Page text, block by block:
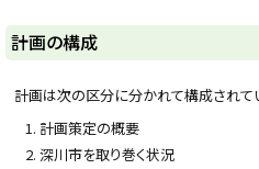
ト
ッ
プ
計画の構成
計画は次の区分に分かれて構成されて
計画策定の概要
深川市を取り巻く状況